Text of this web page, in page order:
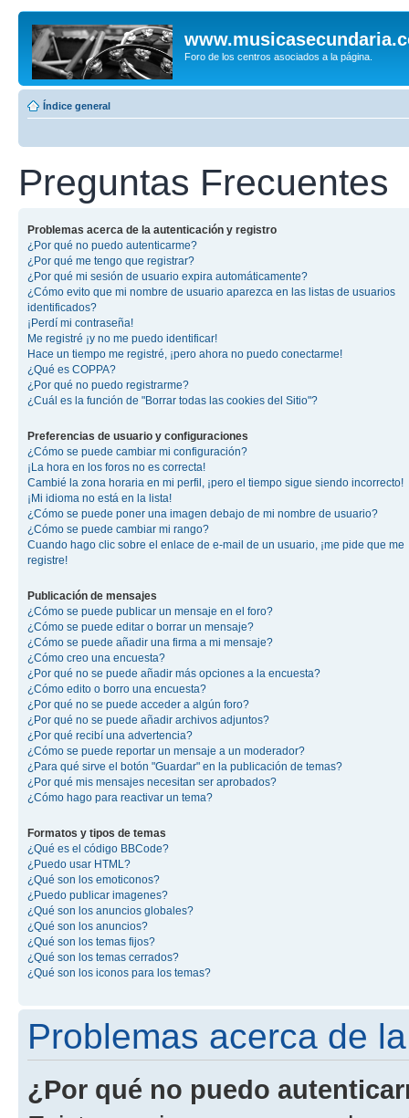
Foro de los centros asociados a la página.
Índice general
Preguntas Frecuentes
Problemas acerca de la autenticación y registro
¿Por qué no puedo autenticarme?
¿Por qué me tengo que registrar?
¿Por qué mi sesión de usuario expira automáticamente?
¿Cómo evito que mi nombre de usuario aparezca en las listas de usuarios
identificados?
¡Perdí mi contraseña!
Me registré ¡y no me puedo identificar!
Hace un tiempo me registré, ¡pero ahora no puedo conectarme!
¿Qué es COPPA?
¿Por qué no puedo registrarme?
¿Cuál es la función de "Borrar todas las cookies del Sitio"?
Preferencias de usuario y configuraciones
¿Cómo se puede cambiar mi configuración?
¡La hora en los foros no es correcta!
Cambié la zona horaria en mi perfil, ¡pero el tiempo sigue siendo incorrecto!
¡Mi idioma no está en la lista!
¿Cómo se puede poner una imagen debajo de mi nombre de usuario?
¿Cómo se puede cambiar mi rango?
Cuando hago clic sobre el enlace de e-mail de un usuario, ¡me pide que me
registre!
Publicación de mensajes
¿Cómo se puede publicar un mensaje en el foro?
¿Cómo se puede editar o borrar un mensaje?
¿Cómo se puede añadir una firma a mi mensaje?
¿Cómo creo una encuesta?
¿Por qué no se puede añadir más opciones a la encuesta?
¿Cómo edito o borro una encuesta?
¿Por qué no se puede acceder a algún foro?
¿Por qué no se puede añadir archivos adjuntos?
¿Por qué recibí una advertencia?
¿Cómo se puede reportar un mensaje a un moderador?
¿Para qué sirve el botón "Guardar" en la publicación de temas?
¿Por qué mis mensajes necesitan ser aprobados?
¿Cómo hago para reactivar un tema?
Formatos y tipos de temas
¿Qué es el código BBCode?
¿Puedo usar HTML?
¿Qué son los emoticonos?
¿Puedo publicar imagenes?
¿Qué son los anuncios globales?
¿Qué son los anuncios?
¿Qué son los temas fijos?
¿Qué son los temas cerrados?
¿Qué son los iconos para los temas?
Problemas acerca de
¿Por qué no puedo